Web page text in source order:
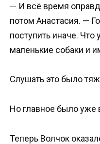
— И всё время
потом Анастасия. —
поступить иначе. Что
маленькие собаки и
Слушать это было
Но главное было уже
Теперь Волчок